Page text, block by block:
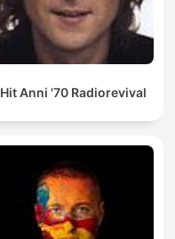
Hit Anni '70 Radiorevival